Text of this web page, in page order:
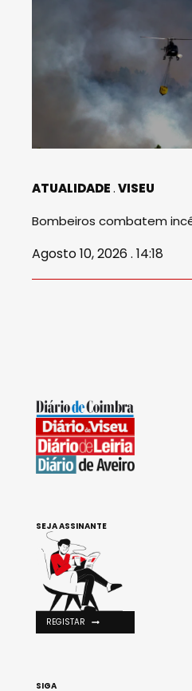
ATUALIDADE VISEU
Bombeiros combatem
Agosto 10, 2026 . 14:18
SEJA ASSINANTE
REGISTAR
SIGA